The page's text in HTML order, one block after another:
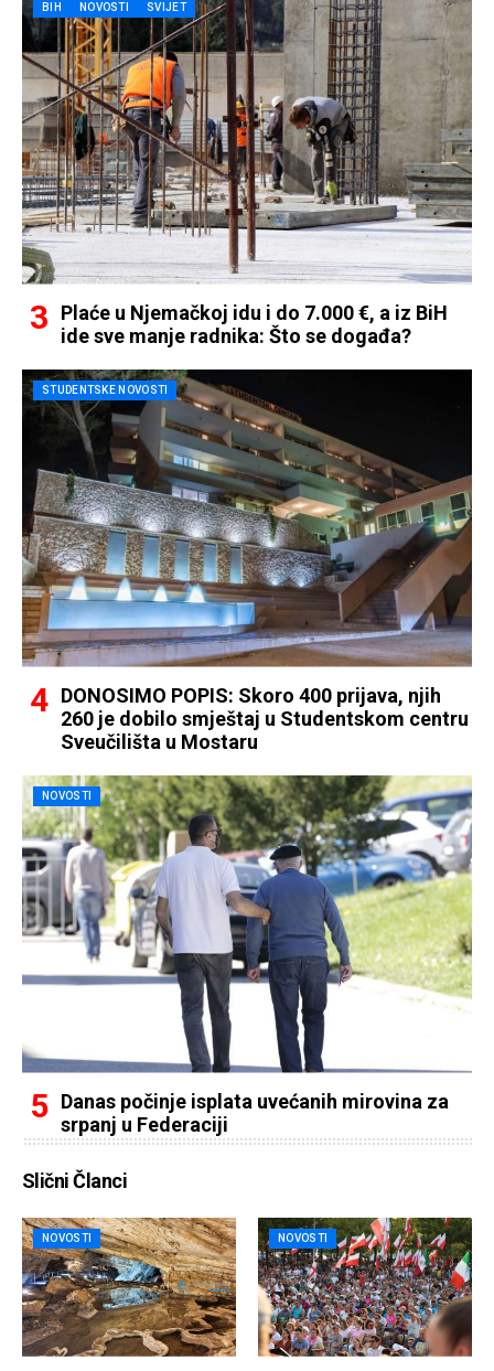
BIH NOVOSTI SVIJET
Plaće u Njemačkoj idu i do 7.000 €, a iz BiH
ide sve manje radnika: Što se događa?
STUDENTSKE NOVOSTI
DONOSIMO POPIS: Skoro 400 prijava, njih
260 je dobilo smještaj u Studentskom centru
Sveučilišta u Mostaru
NOVOSTI
Danas počinje isplata uvećanih mirovina za
srpanj u Federaciji
Slični Članci
NOVOSTI NOVOSTI